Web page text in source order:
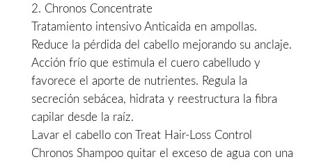
2. Chronos Concentrate
Tratamiento intensivo Anticaida en ampollas.
Reduce la pérdida del cabello mejorando su anclaje.
Acción frío que estimula el cuero cabelludo y
favorece el aporte de nutrientes. Regula la
secreción sebácea, hidrata y reestructura la fibra
capilar desde la raíz.
Lavar el cabello con Treat Hair-Loss Control
Chronos Shampoo quitar el exceso de agua con una